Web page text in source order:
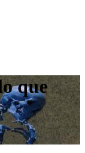
que